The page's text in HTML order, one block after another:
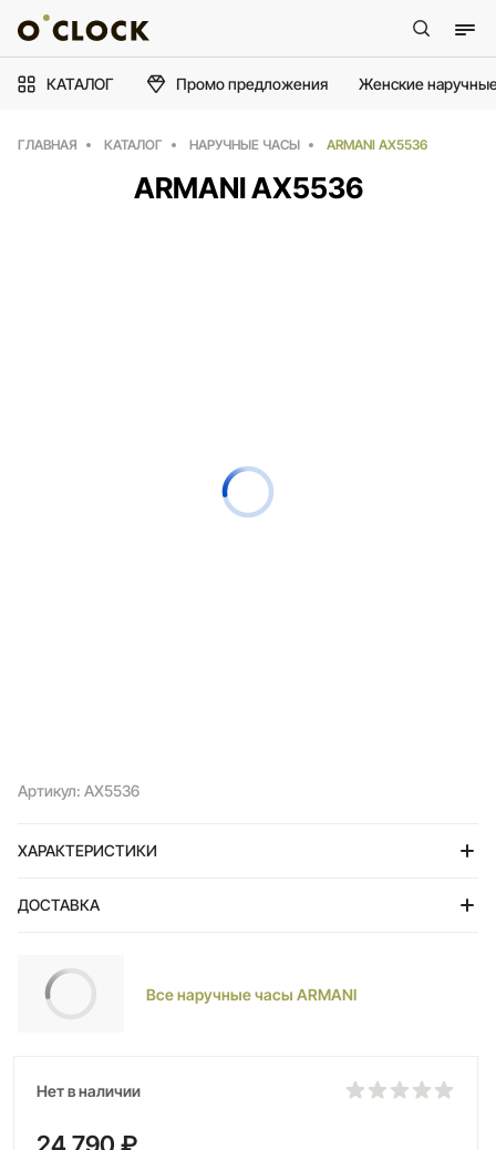
КАТАЛОГ Промо предложения Женские
ГЛАВНАЯ КАТАЛОГ НАРУЧНЫЕ ЧАСЫ ARMANI AX5536
ARMANI AX5536
Артикул: AX5536
ХАРАКТЕРИСТИКИ
ДОСТАВКА
Все наручные часы ARMANI
Нет в наличии